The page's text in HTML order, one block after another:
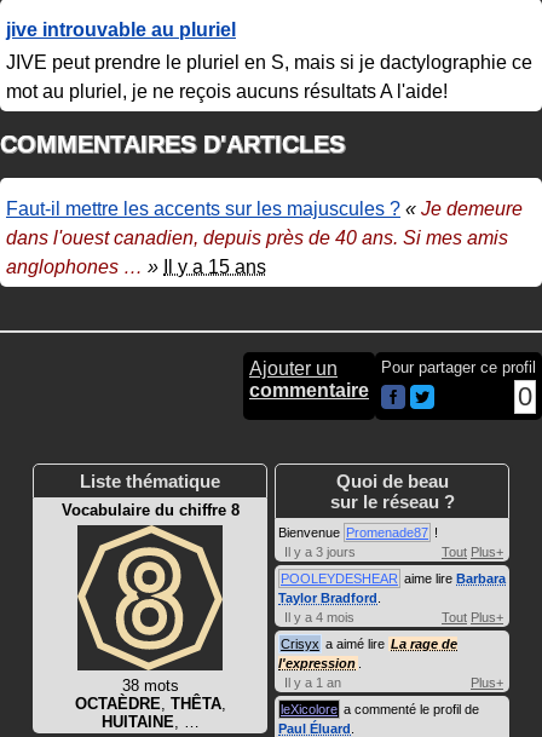
jive introuvable au pluriel
JIVE peut prendre le pluriel en S, mais si je dactylographie ce
mot au pluriel, je ne reçois aucuns résultats A l'aide!
COMMENTAIRES D'ARTICLES
Faut-il mettre les accents sur les majuscules ? « Je demeure
dans l'ouest canadien, depuis près de 40 ans. Si mes amis
anglophones … » Il y a 15 ans
Ajouter un
commentaire
Pour partager ce profil
0
Liste thématique
Vocabulaire du chiffre 8
38 mots
OCTAÈDRE THÊTA,
HUITAINE
Quoi de beau
sur le réseau ?
Bienvenue Promenade87 !
Il y a 3 jours
Tout Plus+
POOLEYDESHEAR aime lire Barbara
Taylor Bradford
Il y a 4 mois
Tout Plus+
Crisyx a aimé lire La rage de
l'expression
Il y a 1 an
Plus+
leXicolore a commenté le profil de
Paul Éluard